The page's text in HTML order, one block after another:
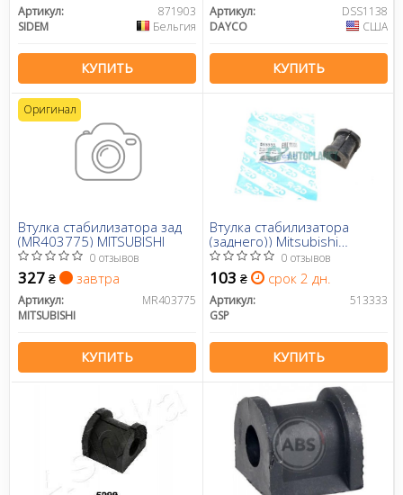
Артикул:
871903
SIDEM
Бельгия
КУПИТЬ
Артикул:
DSS1138
DAYCO
США
КУПИТЬ
Втулка стабилизатора зад
(MR403775) MITSUBISHI
0 отзывов
327 ₴ завтра
Артикул:
MR403775
MITSUBISHI
КУПИТЬ
Оригинал
Втулка стабилизатора
(заднего)) Mitsubishi
Outlander I 03-0 отзывов
103 ₴ срок 2 дн.
Артикул:
513333
GSP
КУПИТЬ